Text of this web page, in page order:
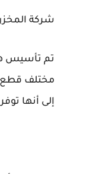
شركة
مختلف قطع
إلى أنها